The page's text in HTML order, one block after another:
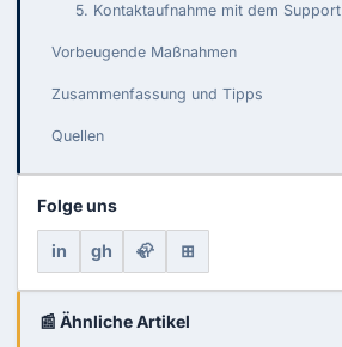
5. Kontaktaufnahme mit dem Support
Vorbeugende Maßnahmen
Zusammenfassung und Tipps
Quellen
Folge uns
in gh 🦣 ⊞
📰 Ähnliche Artikel